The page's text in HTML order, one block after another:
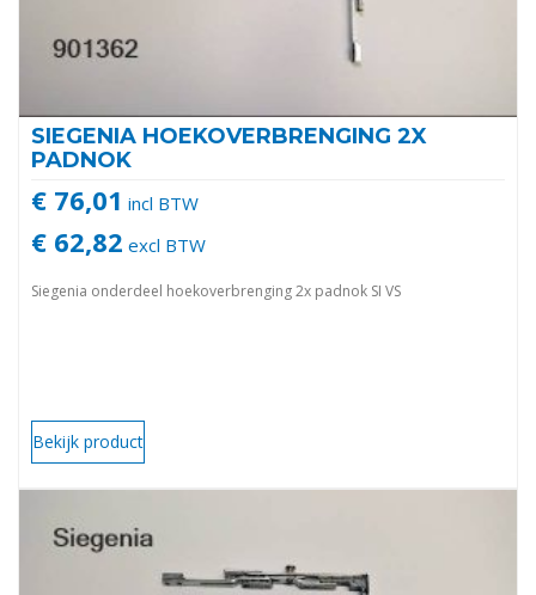
SIEGENIA HOEKOVERBRENGING 2X
PADNOK
€ 76,01 incl BTW
€ 62,82 excl BTW
Siegenia onderdeel hoekoverbrenging 2x padnok SI VS
Bekijk product